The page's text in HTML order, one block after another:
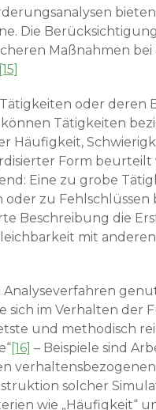
Die
Maßnahmen
[15]
oder deren
Tätigkeiten
Häufigkeit,
Form beurteilt
Eine zu grobe
zu
Beschreibung die
mit
sich im Verhalten der
und methodisch
[16] – Beispiele sind
solcher
wie „Häufigkeit“